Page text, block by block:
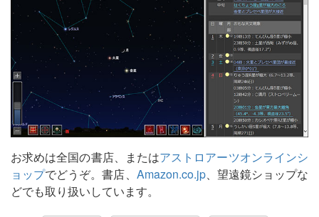
お求めは全国の書店、またはアストロアーツオンラインシ
ョップでどうぞ。書店、 Amazon.co.jp、望遠鏡ショップな
どでも取り扱いしています。